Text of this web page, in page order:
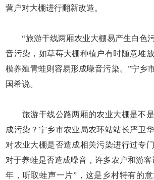
营户对大棚进行翻新改造。
“旅游干线两厢农业大棚易产生白色
音污染，如草莓大棚种植户有时随意堆
模养殖青蛙则容易形成噪音污染。”宁乡
国希说。
旅游干线公路两厢的农业大棚是不是
成污染？宁乡市农业局农环站站长严卫
对农业大棚是否造成相关污染进行过专
对于养蛙是否造成噪音，许多农户和游
年，听取蛙声一片”，这是乡村特有的